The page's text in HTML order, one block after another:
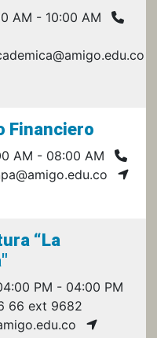
AM - 10:00 AM
Financiero
AM - 08:00 AM
“La
PM - 04:00 PM
66 ext 9682